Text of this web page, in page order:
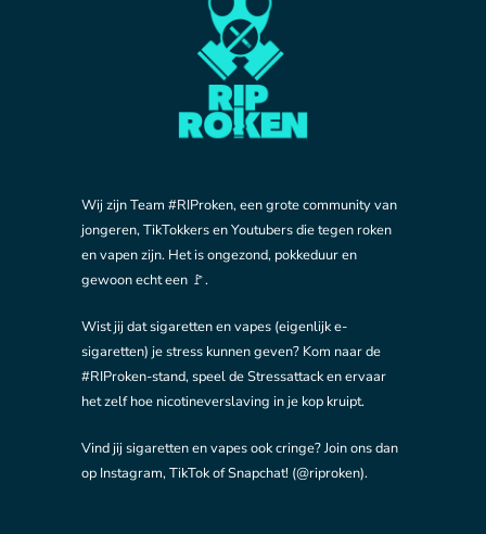
Wij zijn Team #RIProken, een grote community van
jongeren, TikTokkers en Youtubers die tegen roken
en vapen zijn. Het is ongezond, pokkeduur en
gewoon echt een 🚩.
Wist jij dat sigaretten en vapes (eigenlijk e-
sigaretten) je stress kunnen geven? Kom naar de
#RIProken-stand, speel de Stressattack en ervaar
het zelf hoe nicotineverslaving in je kop kruipt.
Vind jij sigaretten en vapes ook cringe? Join ons dan
op Instagram, TikTok of Snapchat! (@riproken).